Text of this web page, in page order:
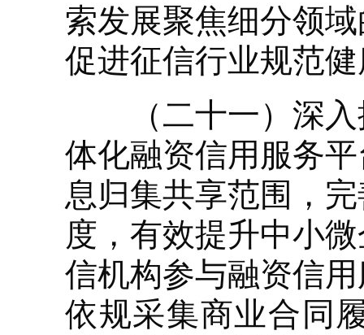
索发展聚焦细分领
促进征信行业规范
（二十一）深入
体化融资信用服务
息归集共享范围，
度，有效提升中小
信机构参与融资信
依规采集商业合同